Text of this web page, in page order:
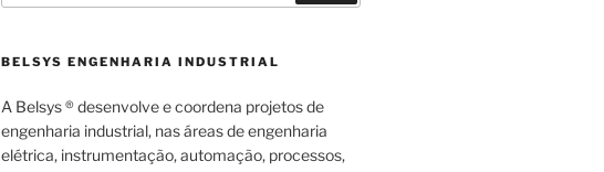
BELSYS ENGENHARIA INDUSTRIAL
A Belsys ® desenvolve e coordena projetos de
engenharia industrial, nas áreas de engenharia
elétrica, instrumentação, automação, processos,